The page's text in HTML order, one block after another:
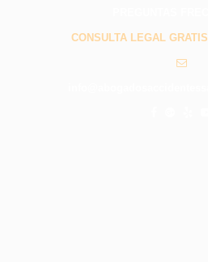
CONSULTA LEGAL GRATIS